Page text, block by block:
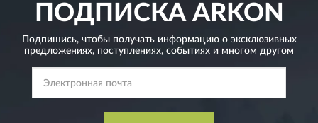
ПОДПИСКАARKON
Подпишись, чтобы получать информацию о эксклюзивных
предложениях, поступлениях, событиях и многом другом